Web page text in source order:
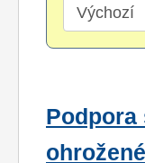
Podpora